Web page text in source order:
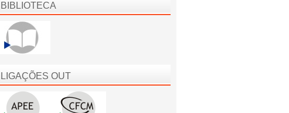
BIBLIOTECA
LIGAÇÕES OUT